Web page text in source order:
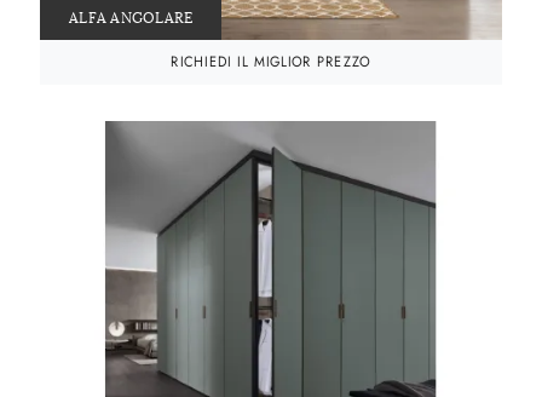
ALFA ANGOLARE
RICHIEDI IL MIGLIOR PREZZO